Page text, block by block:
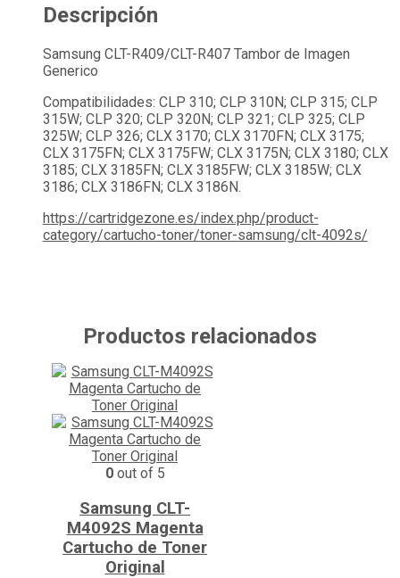
Descripción
Samsung CLT-R409/CLT-R407 Tambor de Imagen
Generico
Compatibilidades: CLP 310; CLP 310N; CLP 315; CLP
315W; CLP 320; CLP 320N; CLP 321; CLP 325; CLP
325W; CLP 326; CLX 3170; CLX 3170FN; CLX 3175;
CLX 3175FN; CLX 3175FW; CLX 3175N; CLX 3180; CLX
3185; CLX 3185FN; CLX 3185FW; CLX 3185W; CLX
3186; CLX 3186FN; CLX 3186N.
https://cartridgezone.es/index.php/product-
category/cartucho-toner/toner-samsung/clt-4092s/
Productos relacionados
0out of 5
Samsung CLT-
M4092S Magenta
Cartucho de Toner
Original